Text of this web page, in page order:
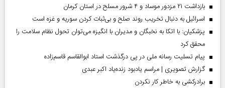
بازداشت ۲۱ مزدور موساد و ۴ شرور مسلح در استان کرمان
اسرائیل به دنبال تخریب روند صلح و بی‌ثبات کردن سوریه و غزه است
پزشکیان: با اتکا به نخبگان و مدیران با انگیزه می‌توان تحول نظام سلامت را
محقق کرد
پیام تسلیت رسانه ملی در پی درگذشت استاد ابوالقاسم قاسم‌زاده
گزارش تصویری | مراسم یادبود زنده‌یاد اکبر عبدی
برادرکشی به خاطر کار نکردن